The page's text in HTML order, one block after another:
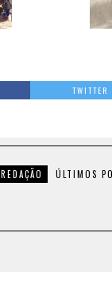
TWITTER
REDAÇÃO ÚLTIMOS